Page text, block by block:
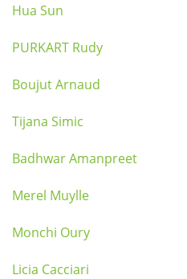
Hua Sun
PURKART Rudy
Boujut Arnaud
Tijana Simic
Badhwar Amanpreet
Merel Muylle
Monchi Oury
Licia Cacciari